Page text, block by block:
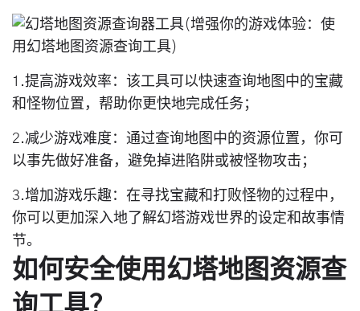
1.提高游戏效率：该工具可以快速查询地图中的宝藏
和怪物位置，帮助你更快地完成任务；
2.减少游戏难度：通过查询地图中的资源位置，你可
以事先做好准备，避免掉进陷阱或被怪物攻击；
3.增加游戏乐趣：在寻找宝藏和打败怪物的过程中，
你可以更加深入地了解幻塔游戏世界的设定和故事情
节。
如何安全使用幻塔地图资源查
询工具？